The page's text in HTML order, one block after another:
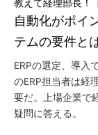
自動化がポイ
テムの要件と
教えて経理部長！
ERPの選定、導入
のERP担当者は経
要だ。上場企業で
疑問に答える。